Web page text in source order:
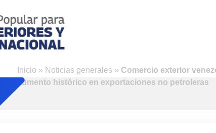
Inicio » Noticias generales » Comercio exterior
aumento histórico en exportaciones no petroleras